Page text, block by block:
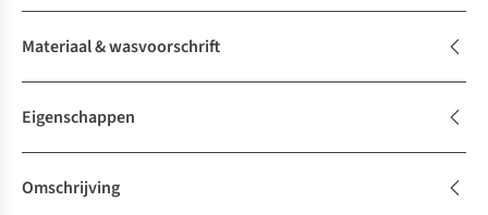
Materiaal & wasvoorschrift
Eigenschappen
Omschrijving